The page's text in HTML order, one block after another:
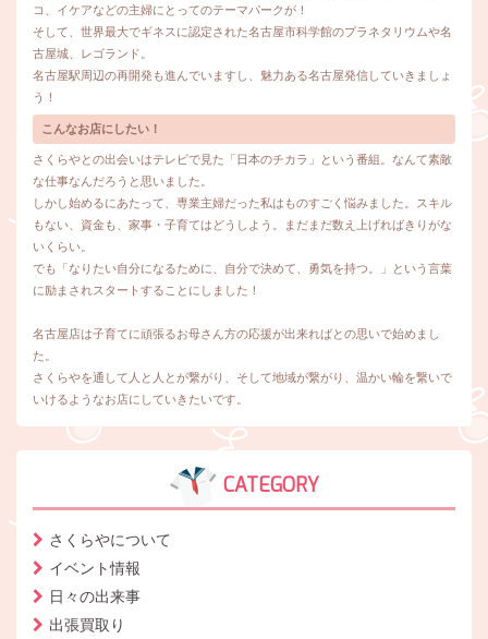
コ、イケアなどの主婦にとってのテーマパークが！
そして、世界最大でギネスに認定された名古屋市科学館のプラネタリウムや名
古屋城、レゴランド。
名古屋駅周辺の再開発も進んでいますし、魅力ある名古屋発信していきましょ
う！
こんなお店にしたい！
さくらやとの出会いはテレビで見た「日本のチカラ」という番組。なんて素敵
な仕事なんだろうと思いました。
しかし始めるにあたって、専業主婦だった私はものすごく悩みました。スキル
もない、資金も、家事・子育てはどうしよう。まだまだ数え上げればきりがな
いくらい。
でも「なりたい自分になるために、自分で決めて、勇気を持つ。」という言葉
に励まされスタートすることにしました！
名古屋店は子育てに頑張るお母さん方の応援が出来ればとの思いで始めまし
た。
さくらやを通して人と人とが繋がり、そして地域が繋がり、温かい輪を繋いで
いけるようなお店にしていきたいです。
CATEGORY
さくらやについて
イベント情報
日々の出来事
出張買取り